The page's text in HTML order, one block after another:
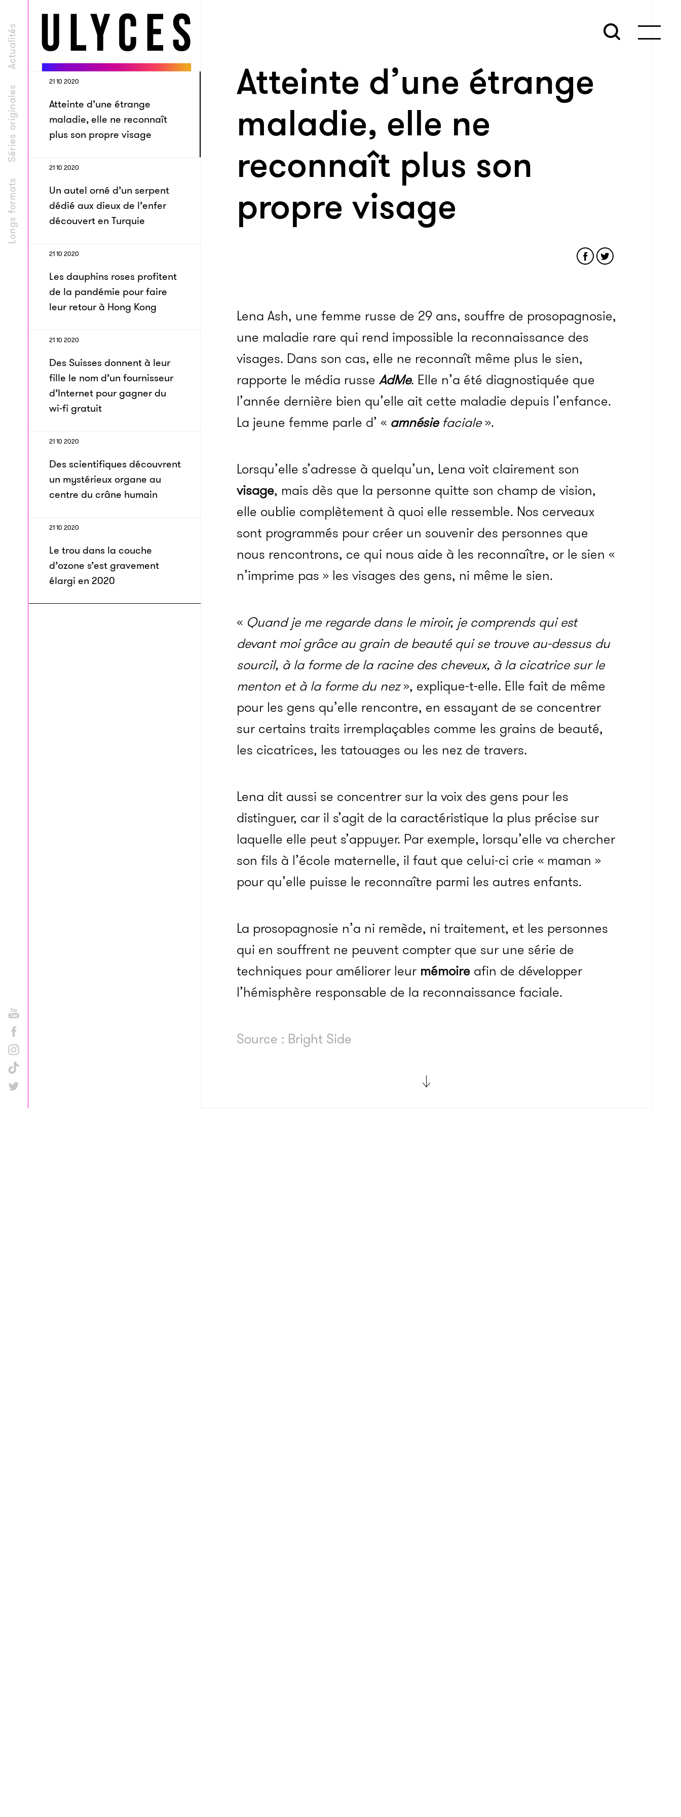
Longs formats
Séries originales
Actualités
21 10 2020
Atteinte d’une étrange
maladie, elle ne reconnaît
plus son propre visage
21 10 2020
Un autel orné d’un serpent
dédié aux dieux de l’enfer
découvert en Turquie
21 10 2020
Les dauphins roses profitent
de la pandémie pour faire
leur retour à Hong Kong
21 10 2020
Des Suisses donnent à leur
fille le nom d’un fournisseur
d’Internet pour gagner du
wi-fi gratuit
21 10 2020
Des scientifiques découvrent
un mystérieux organe au
centre du crâne humain
21 10 2020
Le trou dans la couche
d’ozone s’est gravement
élargi en 2020
Atteinte d’une étrange
maladie, elle ne
reconnaît plus son
propre visage
Lena Ash, une femme russe de 29 ans, souffre de prosopagnosie,
une maladie rare qui rend impossible la reconnaissance des
visages. Dans son cas, elle ne reconnaît même plus le sien,
rapporte le média russe AdMe. Elle n’a été diagnostiquée que
l’année dernière bien qu’elle ait cette maladie depuis l’enfance.
La jeune femme parle d’ « amnésiefaciale».
Lorsqu’elle s’adresse à quelqu’un, Lena voit clairement son
visage, mais dès que la personne quitte son champ de vision,
elle oublie complètement à quoi elle ressemble. Nos cerveaux
sont programmés pour créer un souvenir des personnes que
nous rencontrons, ce qui nous aide à les reconnaître, or le sien «
n’imprime pas » les visages des gens, ni même le sien.
« Quand je me regarde dans le miroir, je comprends qui est
devant moi grâce au grain de beauté qui se trouve au-dessus du
sourcil, à la forme de la racine des cheveux, à la cicatrice sur le
menton et à la forme du nez», explique-t-elle. Elle fait de même
pour les gens qu’elle rencontre, en essayant de se concentrer
sur certains traits irremplaçables comme les grains de beauté,
les cicatrices, les tatouages ou les nez de travers.
Lena dit aussi se concentrer sur la voix des gens pour les
distinguer, car il s’agit de la caractéristique la plus précise sur
laquelle elle peut s’appuyer. Par exemple, lorsqu’elle va chercher
son fils à l’école maternelle, il faut que celui-ci crie « maman »
pour qu’elle puisse le reconnaître parmi les autres enfants.
La prosopagnosie n’a ni remède, ni traitement, et les personnes
qui en souffrent ne peuvent compter que sur une série de
techniques pour améliorer leur mémoire afin de développer
l’hémisphère responsable de la reconnaissance faciale.
Source : Bright Side